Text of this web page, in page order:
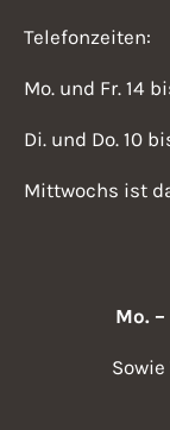
Telefonzeiten:
Mo. und Fr. 14
Di. und Do. 10
Mittwochs ist
Mo.